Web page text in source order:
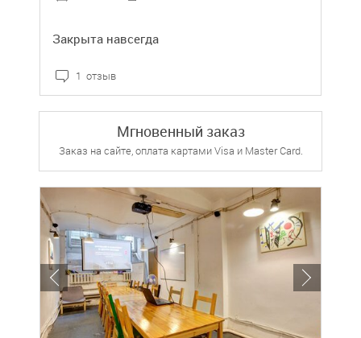
Закрыта навсегда
1 отзыв
Мгновенный заказ
Заказ на сайте, оплата картами Visa и Master Card.